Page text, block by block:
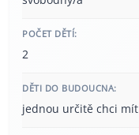
POČET DĚTÍ:
2
DĚTI DO BUDOUCNA:
jednou určitě chci mít